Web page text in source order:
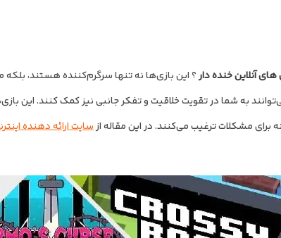
های آنلاین خنده دار؟ این بازی‌ها نه تنها سرگرم‌کننده هستند، بلکه
به شما در تقویت خلاقیت و تفکر جانبی نیز کمک کنند. این
برای مشکلات ترغیب می‌کنند. در این مقاله ازسایت ارائه دهنده